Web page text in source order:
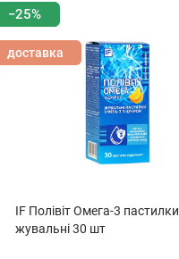
−25%
доставка
IF Полівіт Омега-3 пастилки
жувальні 30 шт